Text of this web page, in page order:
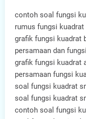
contoh soal fungsi
rumus fungsi kuadrat
grafik fungsi kuadrat
persamaan dan
grafik fungsi kuadrat
persamaan fungsi
soal fungsi kuadrat
soal fungsi kuadrat
contoh soal fungsi